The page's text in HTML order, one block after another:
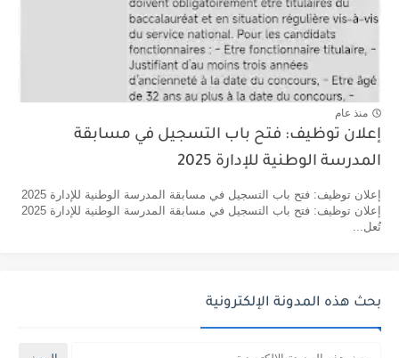
منذ عام
إعلان توظيف: فتح باب التسجيل في مسابقة
المدرسة الوطنية للإدارة 2025
إعلان توظيف: فتح باب التسجيل في مسابقة المدرسة الوطنية للإدارة 2025
إعلان توظيف: فتح باب التسجيل في مسابقة المدرسة الوطنية للإدارة 2025
تُعل...
بحث هذه المدونة الإلكترونية